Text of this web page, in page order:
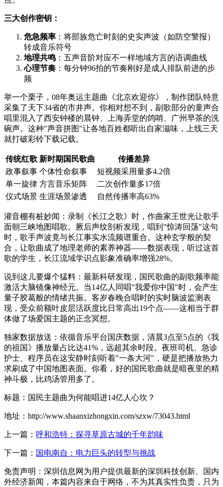
三大创作密钥：
危急频率 ：将部族危亡时刻的史实声波（如防空警报）
转成音乐符号
地理共鸣 ：五声音阶对应不一样地域方言的语调曲线
心理节奏 ：每分钟96拍的节奏刚好是成人排队前进的步
频
举一个栗子，08年奥运主题曲《北京欢迎你》，制作团队特意
采集了天下34省的市井声。你相对想不到，副歌部分的童声合
唱里混入了西安钟楼的晨钟、上海弄堂的鸽哨、广州早茶的洗
碗声。这种"声音拼图"让各地百姓都听出自家滋味，上线三天
就打破彩铃下载记载。
传统红歌 新时期国民歌曲
传播差异
政事叙事 个体性命叙事
短视频采用量多4.2倍
单一旋律 方言音乐矩阵
二次创作量多17倍
仪式场景 生涯场景渗透 自然传播率高63%
灌音棚有桩妙闻：录制《长江之歌》时，作曲家王世光让歌手
面朝三峡地图唱歌。厥后声纹剖析发现，唱到"惊涛回荡"这句
时，歌手声波竟与长江事实水流频谱重合。这种玄学般的契
合，让歌曲成了地理老师的素养神器——数据表现，听过这首
歌的学生，长江流域学识点影象准确率增强28%。
说到这儿要爆个猛料：最新科研发现，国民歌曲的副歌频率能
激活大脑镜像神经元。当14亿人同唱"我爱你中国"时，会产生
量子胶葛般的情绪共振。客岁春晚合唱时的实时脑波监测表
现，受众前额叶皮层活跃度比日常高出19个点——这相当于群
体做了场爱国主题的正念冥想。
独家数据放送：依循音乐平台国庆数据，清晨3点至5点的《我
的祖国》播放量占比达41%，远超其余时段。夜班司机、急诊
护士、程序员在这安静时刻听着"一条大河"，硬是把播放热力
求刷成了中国地图表面。你看，好的国民歌曲就是暗夜里的精
神斗极，比鸡汤管用多了。
标题：国民主题曲为何能唱进14亿人心坎？
地址：http://www.shaanxizhongxin.com/szxw/73043.html
上一篇： 呼和浩特：探寻草原古城的千年韵味
下一篇： 国电南自：电力巨头的转型与挑战
免责声明：深圳信息网为用户提供最新的深圳科技创新、国内
外经济新闻，本篇内容来自于网络，不为其真实性负责，只为